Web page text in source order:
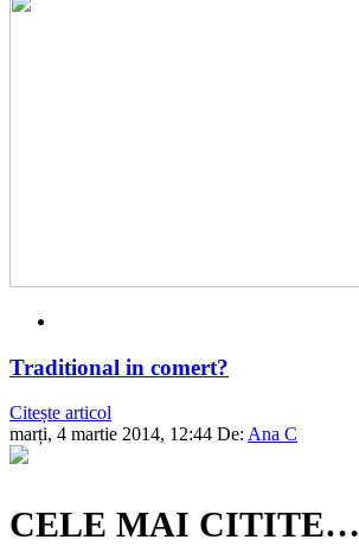
Traditional in comert?
Citește articol
marți, 4 martie 2014, 12:44 De: Ana C
CELE MAI CITITE…